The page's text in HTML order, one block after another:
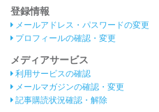
登録情報
メールアドレス・パスワードの変更
プロフィールの確認・変更
メディアサービス
利用サービスの確認
メールマガジンの確認・変更
記事購読状況確認・解除